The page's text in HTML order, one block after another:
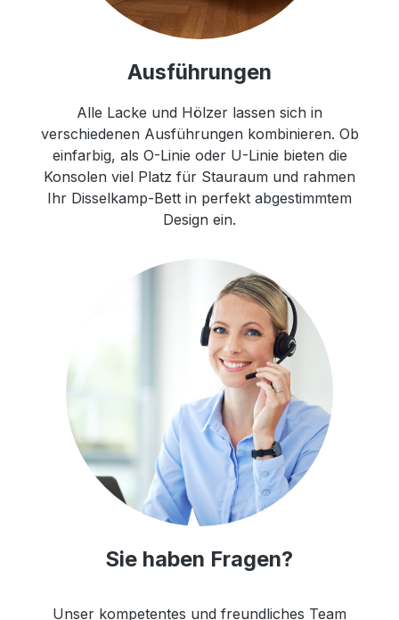
Ausführungen
Alle Lacke und Hölzer lassen sich in
verschiedenen Ausführungen kombinieren. Ob
einfarbig, als O-Linie oder U-Linie bieten die
Konsolen viel Platz für Stauraum und rahmen
Ihr Disselkamp-Bett in perfekt abgestimmtem
Design ein.
Sie haben Fragen?
Unser kompetentes und freundliches Team